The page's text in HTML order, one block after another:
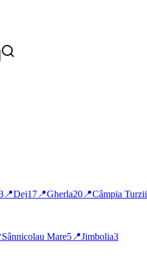
📍Dej17 📍Gherla20 📍Câmpia Turzii
Sânnicolau Mare5 📍Jimbolia3